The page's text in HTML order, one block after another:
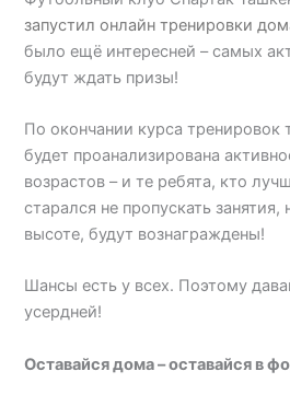
запустил онлайн тренировки
было ещё интересней – самых
будут ждать призы!
По окончании курса
будет проанализирована
возрастов – и те ребята, кто
старался не пропускать
высоте, будут вознаграждены!
Шансы есть у всех. Поэтому
усердней!
Оставайся дома – оставайся в